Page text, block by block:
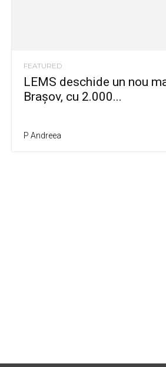
FEATURED
LEMS deschide un nou
Brașov, cu 2.000...
P Andreea